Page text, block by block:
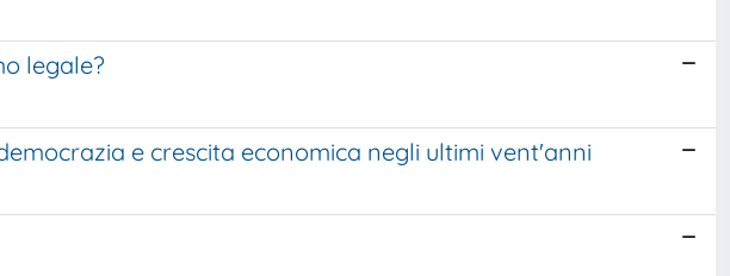
legale?
e crescita economica negli ultimi vent'anni